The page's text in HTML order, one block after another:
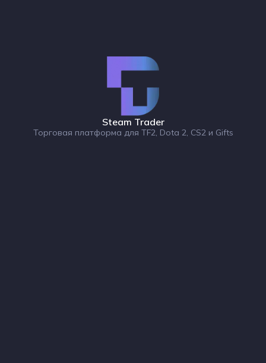
Steam Trader
Торговая платформа для TF2, Dota 2, CS2 и Gifts